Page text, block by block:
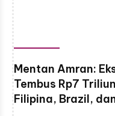
Mentan Amran:
Tembus Rp7
Filipina, Brazil,